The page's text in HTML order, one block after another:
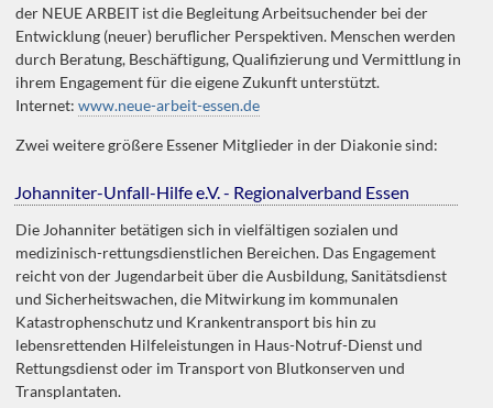
der NEUE ARBEIT ist die Begleitung Arbeitsuchender bei der
Entwicklung (neuer) beruflicher Perspektiven. Menschen werden
durch Beratung, Beschäftigung, Qualifizierung und Vermittlung in
ihrem Engagement für die eigene Zukunft unterstützt.
Internet:www.neue-arbeit-essen.de
Zwei weitere größere Essener Mitglieder in der Diakonie sind:
Johanniter-Unfall-Hilfe e.V. - Regionalverband Essen
Die Johanniter betätigen sich in vielfältigen sozialen und
medizinisch-rettungsdienstlichen Bereichen. Das Engagement
reicht von der Jugendarbeit über die Ausbildung, Sanitätsdienst
und Sicherheitswachen, die Mitwirkung im kommunalen
Katastrophenschutz und Krankentransport bis hin zu
lebensrettenden Hilfeleistungen in Haus-Notruf-Dienst und
Rettungsdienst oder im Transport von Blutkonserven und
Transplantaten.